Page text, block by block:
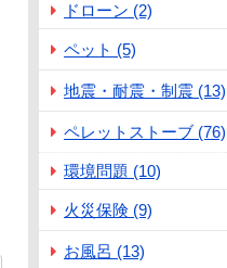
ドローン (2)
ペット (5)
地震・耐震・制震 (13)
ペレットストーブ (76)
環境問題 (10)
火災保険 (9)
お風呂 (13)